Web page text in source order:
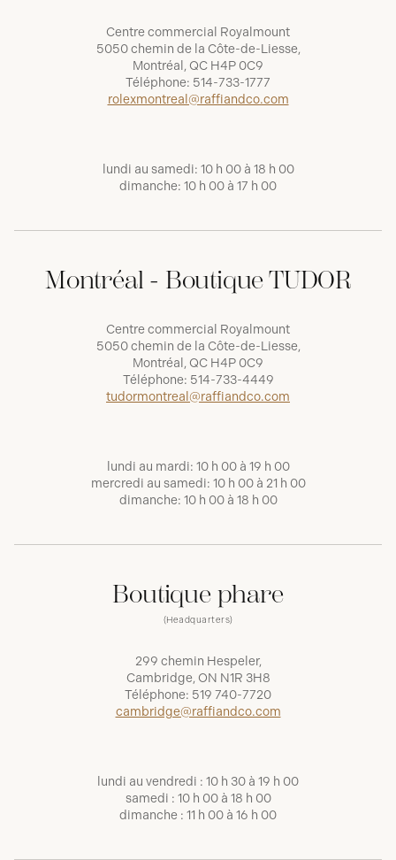
Centre commercial Royalmount
5050 chemin de la Côte-de-Liesse,
Montréal, QC H4P 0C9
Téléphone: 514-733-1777
rolexmontreal@raffiandco.com
lundi au samedi: 10 h 00 à 18 h 00
dimanche: 10 h 00 à 17 h 00
Montréal - Boutique TUDOR
Centre commercial Royalmount
5050 chemin de la Côte-de-Liesse,
Montréal, QC H4P 0C9
Téléphone: 514-733-4449
tudormontreal@raffiandco.com
lundi au mardi: 10 h 00 à 19 h 00
mercredi au samedi: 10 h 00 à 21 h 00
dimanche: 10 h 00 à 18 h 00
Boutique phare
(Headquarters)
299 chemin Hespeler,
Cambridge, ON N1R 3H8
Téléphone: 519 740-7720
cambridge@raffiandco.com
lundi au vendredi : 10 h 30 à 19 h 00
samedi : 10 h 00 à 18 h 00
dimanche : 11 h 00 à 16 h 00